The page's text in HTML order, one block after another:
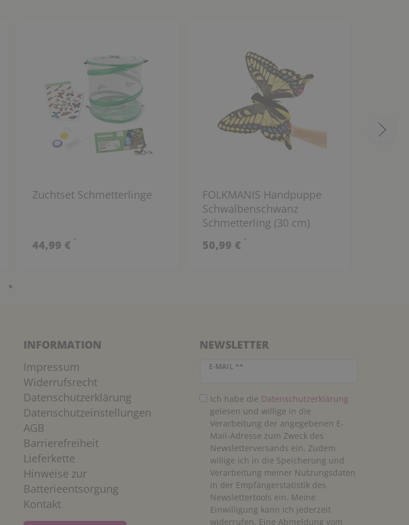
Zuchtset Schmetterlinge
44,99 € *
FOLKMANIS Handpuppe
Schwalbenschwanz
Schmetterling (30 cm)
50,99 € *
INFORMATION
Impressum
Widerrufsrecht
Datenschutzerklärung
Datenschutzeinstellungen
AGB
Barrierefreiheit
Lieferkette
Hinweise zur
Batterieentsorgung
Kontakt
NEWSLETTER
E-MAIL **
Newsletter Honig
Ich habe die Daten­schutz­erklärung
gelesen und willige in die
Verarbeitung der angegebenen E-
Mail-Adresse zum Zweck des
Newsletterversands ein. Zudem
willige ich in die Speicherung und
Verarbeitung meiner Nutzungsdaten
in der Empfängerstatistik des
Newslettertools ein. Meine
Einwilligung kann ich jederzeit
widerrufen. Eine Abmeldung vom